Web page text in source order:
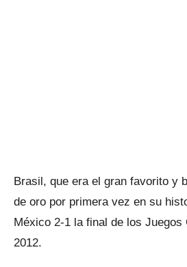
Brasil, que era el gran favorito y
de oro por primera vez en su
México 2-1 la final de los Juegos
2012.